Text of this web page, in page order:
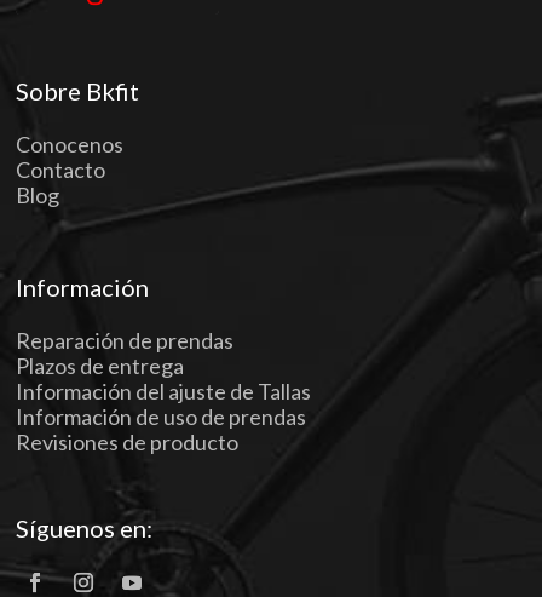
Sobre Bkfit
Conocenos
Contacto
Blog
Información
Reparación de prendas
Plazos de entrega
Información del ajuste de Tallas
Información de uso de prendas
Revisiones de producto
Síguenos en: